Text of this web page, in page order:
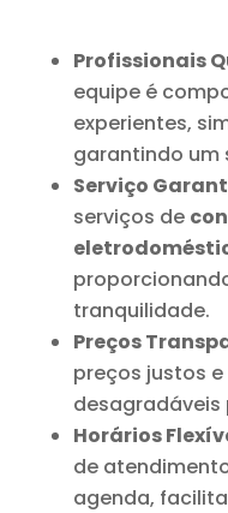
Profissionais
equipe é
experientes,
garantindo um
Serviço
serviços de
tranquilidade.
Preços
preços justos
desagradáveis
Horários
de
agenda,